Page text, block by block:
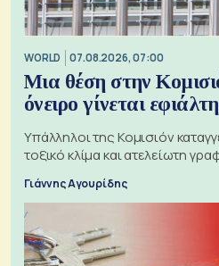
WORLD 07.08.2026, 07:00
Μια θέση στην
όνειρο γίνεται
Υπάλληλοι της Κομισιόν
τοξικό κλίμα και ατελείωτη
Γιάννης Αγουρίδης